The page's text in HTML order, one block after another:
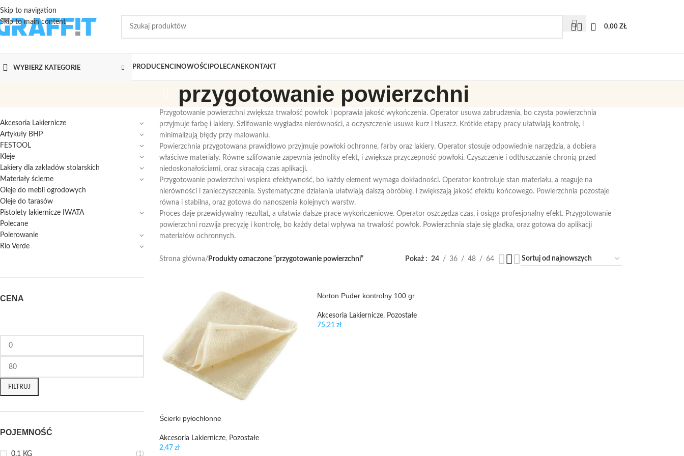
Skip to navigation
Skip to main content
0,00 ZŁ
WYBIERZ KATEGORIE PRODUCENCI NOWOŚCI POLECANEKONTAKT
przygotowanie powierzchni
Akcesoria Lakiernicze
Artykuły BHP
FESTOOL
Kleje
Lakiery dla zakładów stolarskich
Materiały ścierne
Oleje do mebli ogrodowych
Oleje do tarasów
Pistolety lakiernicze IWATA
Polecane
Polerowanie
Rio Verde
CENA
FILTRUJ
POJEMNOŚĆ
0.1 KG (1)
Przygotowanie powierzchni zwiększa trwałość powłok i poprawia jakość wykończenia. Operator usuwa zabrudzenia, bo czysta powierzchnia
przyjmuje farbę i lakiery. Szlifowanie wygładza nierówności, a oczyszczenie usuwa kurz i tłuszcz. Krótkie etapy pracy ułatwiają kontrolę, i
minimalizują błędy przy malowaniu.
Powierzchnia przygotowana prawidłowo przyjmuje powłoki ochronne, farby oraz lakiery. Operator stosuje odpowiednie narzędzia, a dobiera
właściwe materiały. Równe szlifowanie zapewnia jednolity efekt, i zwiększa przyczepność powłoki. Czyszczenie i odtłuszczanie chronią przed
niedoskonałościami, oraz skracają czas aplikacji.
Przygotowanie powierzchni wspiera efektywność, bo każdy element wymaga dokładności. Operator kontroluje stan materiału, a reaguje na
nierówności i zanieczyszczenia. Systematyczne działania ułatwiają dalszą obróbkę, i zwiększają jakość efektu końcowego. Powierzchnia pozostaje
równa i stabilna, oraz gotowa do nanoszenia kolejnych warstw.
Proces daje przewidywalny rezultat, a ułatwia dalsze prace wykończeniowe. Operator oszczędza czas, i osiąga profesjonalny efekt. Przygotowanie
powierzchni rozwija precyzję i kontrolę, bo każdy detal wpływa na trwałość powłok. Powierzchnia staje się gładka, oraz gotowa do aplikacji
materiałów ochronnych.
Strona główna/ Produkty oznaczone “przygotowanie powierzchni” Pokaż 24 36 48 64
Ścierki pyłochłonne
Akcesoria Lakiernicze, Pozostałe
2,47 zł
Norton Puder kontrolny 100 gr
Akcesoria Lakiernicze, Pozostałe
75,21 zł